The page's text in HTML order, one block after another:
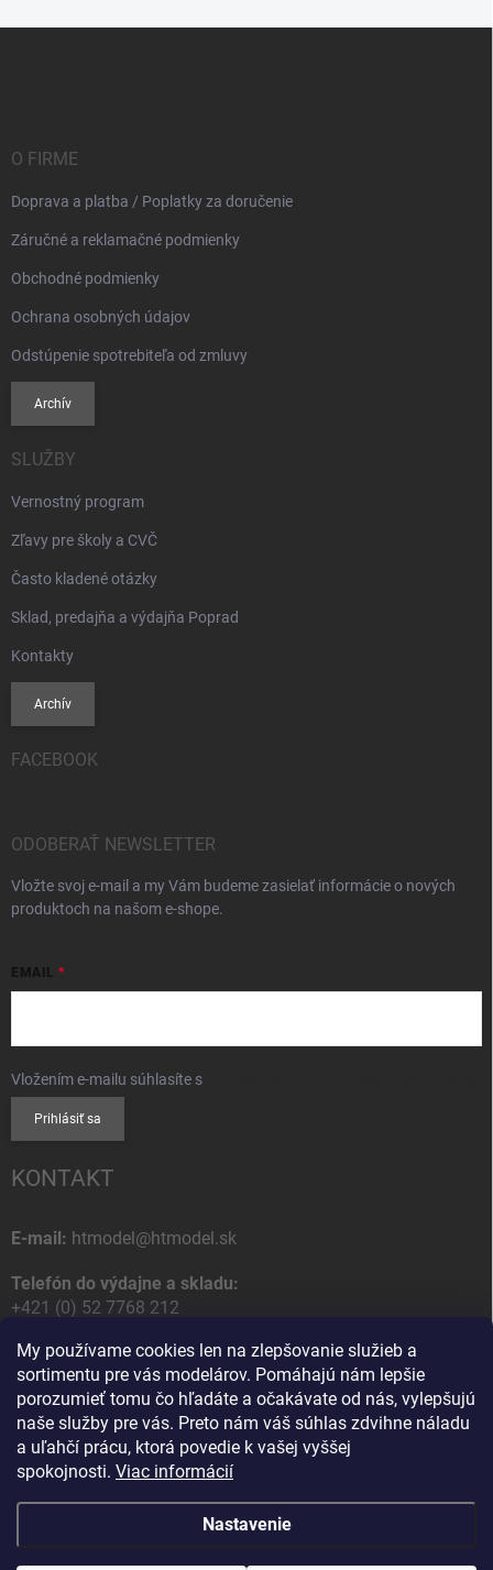
My používame cookies len na zlepšovanie služieb a
sortimentu pre vás modelárov. Pomáhajú nám lepšie
porozumieť tomu čo hľadáte a očakávate od nás, vylepšujú
naše služby pre vás. Preto nám váš súhlas zdvihne náladu
a uľahčí prácu, ktorá povedie k vašej vyššej
spokojnosti. Viac informácií
Nastavenie
O FIRME
Doprava a platba / Poplatky za doručenie
Záručné a reklamačné podmienky
Obchodné podmienky
Ochrana osobných údajov
Odstúpenie spotrebiteľa od zmluvy
Archív
SLUŽBY
Vernostný program
Zľavy pre školy a CVČ
Často kladené otázky
Sklad, predajňa a výdajňa Poprad
Kontakty
Archív
FACEBOOK
ODOBERAŤ NEWSLETTER
Vložte svoj e-mail a my Vám budeme zasielať informácie o nových
produktoch na našom e-shope.
EMAIL
Vložením e-mailu súhlasíte s
Prihlásiť sa
KONTAKT
E-mail: htmodel@htmodel.sk
Telefón do výdajne a skladu:
+421 (0) 52 7768 212
Poštová / Odberná adresa:
HT model
Na letisko 49
058 01 Poprad
Slovenská Republika